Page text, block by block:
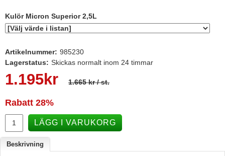
CTEK - Batteriladdare
Webasto - Dieselvärmare
Calix - Packline - Takboxar
Thule - Takboxar
Thule - Lasthållare
LAGERRENSING
Begagnade Motorer & Båtar
Kulör Micron Superior 2,5L
Artikelnummer: 985230
Lagerstatus: Skickas normalt inom 24 timmar
1.195kr 1.665 kr/ st.
Rabatt 28%
LÄGG I VARUKORG
Beskrivning